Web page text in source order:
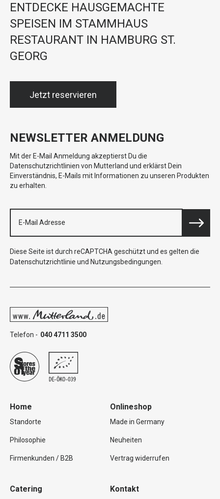
ENTDECKE HAUSGEMACHTE
SPEISEN IM STAMMHAUS
RESTAURANT IN HAMBURG ST.
GEORG
Jetzt reservieren
NEWSLETTER ANMELDUNG
Mit der E-Mail Anmeldung akzeptierst Du die
Datenschutzrichtlinien von Mutterland und erklärst Dein
Einverständnis, E-Mails mit Informationen zu unseren Produkten
zu erhalten.
Diese Seite ist durch reCAPTCHA geschützt und es gelten die
Datenschutzrichtlinie und Nutzungsbedingungen
Telefon - 040 4711 3500
Home
Standorte
Philosophie
Firmenkunden / B2B
Onlineshop
Made in Germany
Neuheiten
Vertrag widerrufen
Catering Kontakt